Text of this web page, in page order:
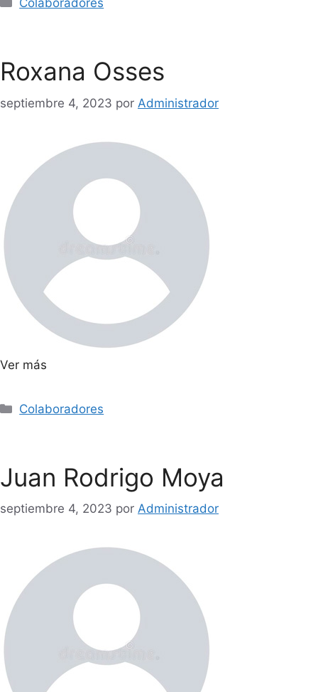
Colaboradores
Roxana Osses
septiembre 4, 2023 por Administrador
Ver más
Colaboradores
Juan Rodrigo Moya
septiembre 4, 2023 por Administrador